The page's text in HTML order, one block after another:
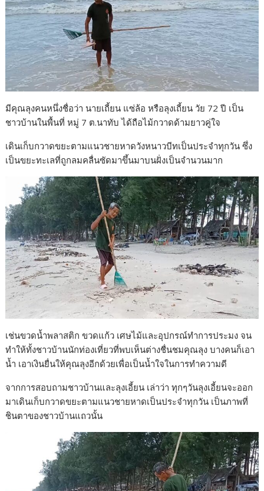
มีคุณลุงคนหนึ่งชื่อว่า นายเถี้ยน แซ่ล้อ หรือลุงเถี้ยน วัย 72 ปี เป็น
ชาวบ้านในพื้นที่ หมู่ 7 ต.นาทับ ได้ถือไม้กวาดด้ามยาวคู่ใจ
เดินเก็บกวาดขยะตามแนวชายหาดวังหนาวบีทเป็นประจำทุกวัน ซึ่ง
เป็นขยะทะเลที่ถูกลมคลื่นซัดมาขึ้นมาบนฝั่งเป็นจำนวนมาก
เช่นขวดน้ำพลาสติก ขวดแก้ว เศษไม้และอุปกรณ์ทำการประมง จน
ทำให้ทั้งชาวบ้านนักท่องเที่ยวที่พบเห็นต่างชื่นชมคุณลุง บางคนก็เอา
น้ำ เอาเงินยื่นให้คุณลุงอีกด้วยเพื่อเป็นน้ำใจในการทำความดี
จากการสอบถามชาวบ้านและลุงเอี้ยน เล่าว่า ทุกๆวันลุงเอี้ยนจะออก
มาเดินเก็บกวาดขยะตามแนวชายหาดเป็นประจำทุกวัน เป็นภาพที่
ชินตาของชาวบ้านแถวนั้น